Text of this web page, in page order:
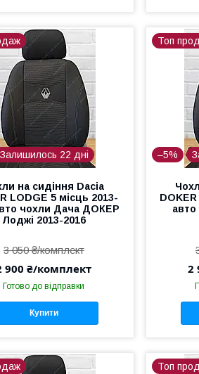
Залишилось 22 дні
на сидіння Dacia
LODGE 5 місць 2013-
чохли Дача ДОКЕР
Лоджі 2013-2016
3 050 ₴/комплект
900 ₴/комплект
Готово до відправки
Купити
Топ
–5%
2
Топ